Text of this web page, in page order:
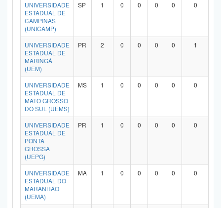
UNIVERSIDADE
ESTADUAL DE
CAMPINAS
(UNICAMP)
SP 1 0 0 0 0 0
UNIVERSIDADE
ESTADUAL DE
MARINGÁ
(UEM)
PR 2 0 0 0 0 1
UNIVERSIDADE
ESTADUAL DE
MATO GROSSO
DO SUL (UEMS)
MS 1 0 0 0 0 0
UNIVERSIDADE
ESTADUAL DE
PONTA
GROSSA
(UEPG)
PR 1 0 0 0 0 0
UNIVERSIDADE
ESTADUAL DO
MARANHÃO
(UEMA)
MA 1 0 0 0 0 0